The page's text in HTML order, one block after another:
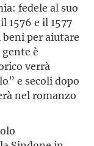
fedele al suo
1576 e il 1577
per aiutare
è
verrà
e secoli dopo
nel romanzo